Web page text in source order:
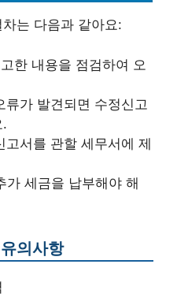
는 다음과 같아요:
한 내용을 점검하여 오
류가 발견되면 수정신고
.
고서를 관할 세무서에 제
가 세금을 납부해야 해
의사항